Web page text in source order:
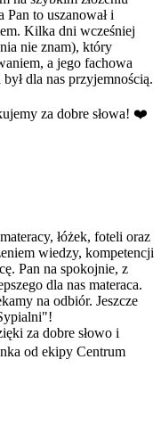
to uszanował i
Kilka dni wcześniej
nie znam), który
a jego fachowa
dla nas przyjemnością.
za dobre słowa! ❤️
łóżek, foteli oraz
wiedzy, kompetencji
Pan na spokojnie, z
dla nas materaca.
na odbiór. Jeszcze
za dobre słowo i
od ekipy Centrum